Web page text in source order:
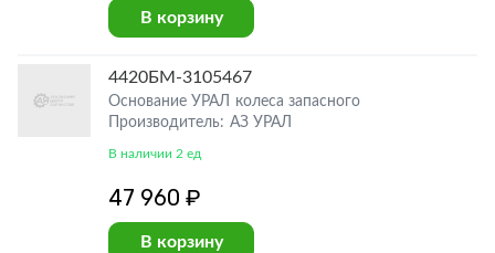
В корзину
4420БМ-3105467
Основание УРАЛ колеса запасного
Производитель: АЗ УРАЛ
В наличии 2 ед
47 960 ₽
В корзину